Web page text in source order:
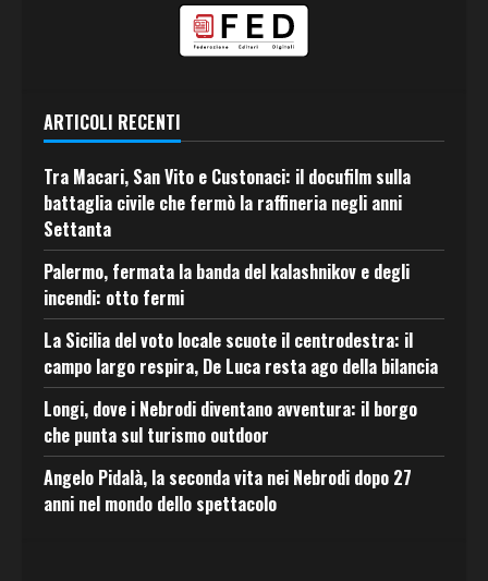
ARTICOLI RECENTI
Tra Macari, San Vito e Custonaci: il docufilm sulla
battaglia civile che fermò la raffineria negli anni
Settanta
Palermo, fermata la banda del kalashnikov e degli
incendi: otto fermi
La Sicilia del voto locale scuote il centrodestra: il
campo largo respira, De Luca resta ago della bilancia
Longi, dove i Nebrodi diventano avventura: il borgo
che punta sul turismo outdoor
Angelo Pidalà, la seconda vita nei Nebrodi dopo 27
anni nel mondo dello spettacolo